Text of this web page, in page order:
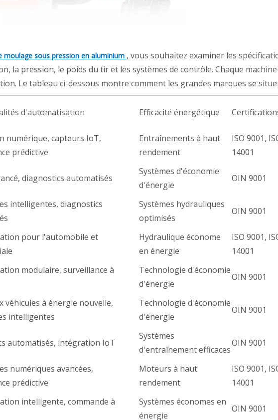
moulage sous pression en aluminium , vous souhaitez examiner les
la pression, le poids du tir et les systèmes de contrôle. Chaque
Le tableau ci-dessous montre comment les grandes marques se
d'automatisation Efficacité énergétique
numérique, capteurs IoT,
prédictive
Entraînements à haut
rendement
ISO 9001,
14001
diagnostics automatisés
Systèmes d'économie
d'énergie
OIN 9001
intelligentes, diagnostics
Systèmes hydrauliques
optimisés
OIN 9001
pour l'automobile et
Hydraulique économe
en énergie
ISO 9001,
14001
modulaire, surveillance à
Technologie d'économie
d'énergie
OIN 9001
véhicules à énergie nouvelle,
intelligentes
Technologie d'économie
d'énergie
OIN 9001
automatisés, intégration IoT
Systèmes
d'entraînement efficaces
OIN 9001
numériques avancées,
prédictive
Moteurs à haut
rendement
ISO 9001,
14001
intelligente, commande à
Systèmes économes en
énergie
OIN 9001